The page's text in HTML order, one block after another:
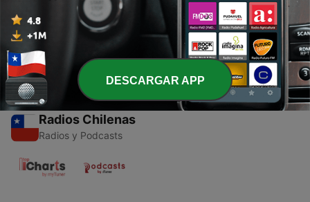
Agricultura en Chilapa de Diaz Oaxaca
14 mayo 2021
Radios Chilenas
Radios y Podcasts
DESCARGAR APP